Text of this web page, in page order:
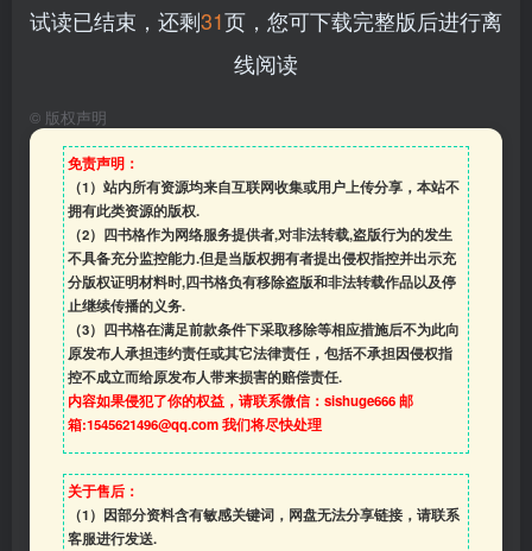
试读已结束，还剩31页，您可下载完整版后进行离
线阅读
© 版权声明
免责声明：
（1）站内所有资源均来自互联网收集或用户上传分享，本站不
拥有此类资源的版权.
（2）四书格作为网络服务提供者,对非法转载,盗版行为的发生
不具备充分监控能力.但是当版权拥有者提出侵权指控并出示充
分版权证明材料时,四书格负有移除盗版和非法转载作品以及停
止继续传播的义务.
（3）四书格在满足前款条件下采取移除等相应措施后不为此向
原发布人承担违约责任或其它法律责任，包括不承担因侵权指
控不成立而给原发布人带来损害的赔偿责任.
内容如果侵犯了你的权益，请联系微信：sishuge666 邮
箱:1545621496@qq.com 我们将尽快处理
关于售后：
（1）因部分资料含有敏感关键词，网盘无法分享链接，请联系
客服进行发送.